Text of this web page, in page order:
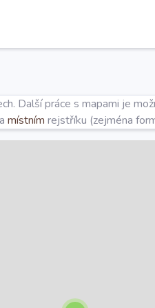
Další práce s mapami je
a místním rejstříku (zejména